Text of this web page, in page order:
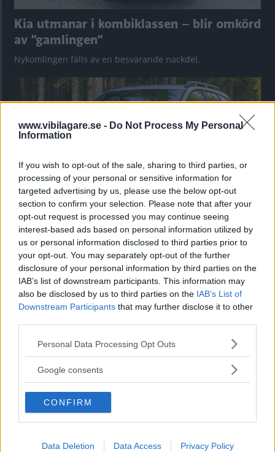
www.vibilagare.se - Do Not Process My Personal
Information
If you wish to opt-out of the sale, sharing to third parties, or
processing of your personal or sensitive information for
targeted advertising by us, please use the below opt-out
section to confirm your selection. Please note that after your
opt-out request is processed you may continue seeing
interest-based ads based on personal information utilized by
us or personal information disclosed to third parties prior to
your opt-out. You may separately opt-out of the further
disclosure of your personal information by third parties on the
IAB’s list of downstream participants. This information may
also be disclosed by us to third parties on the IAB’s List of
Downstream Participants that may further disclose it to other
Please note that this website/app uses one or more Google
not limited to your visit or usage behaviour. You may click to
use your data for below specified purposes in below Google
consent section.
Personal Data Processing Opt Outs
Google consents
CONFIRM
Data Deletion Data Access Privacy Policy
Kia utmanar i kombiklassen – blir omkörd
av ”gamlingen”
Nykomlingen fälls av en besvärande nackdel.
”God chans att bli ny favorit”
Utbudet av terrängdugliga kombibilar har krympt men fylls
nu på av eldrivna Toyota bZ4X Touring. Vi provkör.
Så står sig nya Toyota RAV4
Vi ställe nykomlingen mot Audi Q3 och Mazda CX-5.